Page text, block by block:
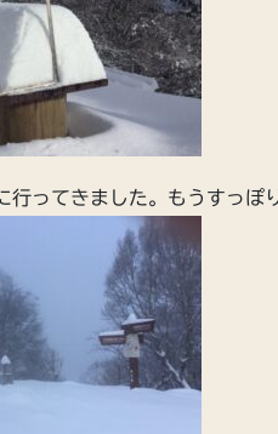
行ってきました。もうすっぽ